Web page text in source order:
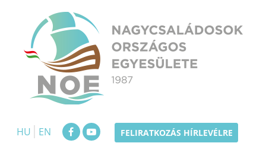
content
HU
EN FELIRATKOZÁS HÍRLEVÉLRE